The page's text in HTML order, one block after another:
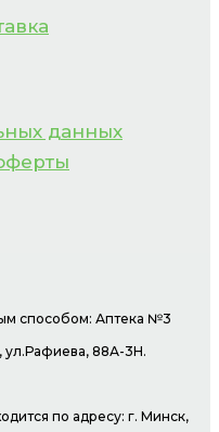
данных
способом: Аптека №3
ул.Рафиева, 88А-3Н.
по адресу: г. Минск,